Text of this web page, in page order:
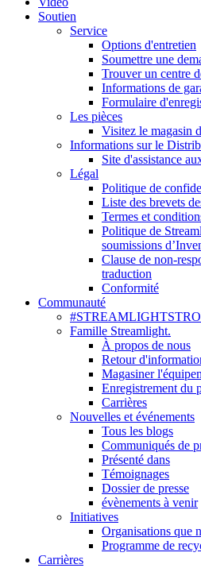
Soutien
Service
Options d'entretien
Soumettre une
Trouver un centre
Informations de
Formulaire
Les pièces
Visitez le magasin
Informations sur le
Site d'assistance
Légal
Politique de
Liste des brevets
Termes et
Politique de
soumissions
Clause de non-
traduction
Conformité
Communauté
Famille Streamlight.
À propos de nous
Retour
Magasiner
Enregistrement du
Carrières
Nouvelles et événements
Tous les blogs
Communiqués de
Présenté dans
Témoignages
Dossier de presse
évènements à venir
Initiatives
Organisations que
Programme de
Carrières